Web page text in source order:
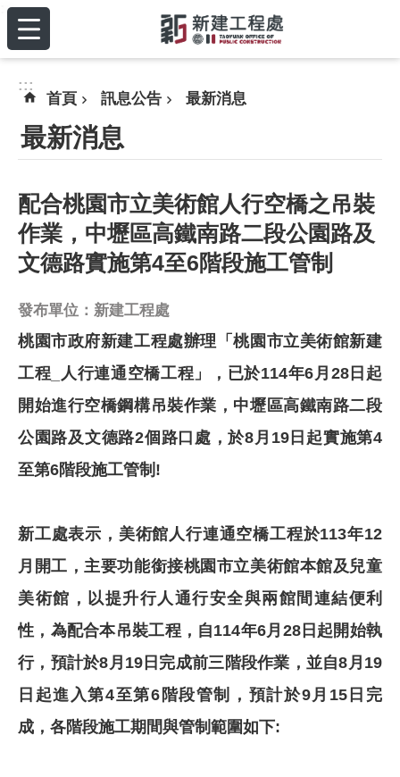
跳到主要內容區塊
:::
:::
首頁 訊息公告 最新消息
最新消息
配合桃園市立美術館人行空橋之吊裝
作業，中壢區高鐵南路二段公園路及
文德路實施第4至6階段施工管制
發布單位：新建工程處
桃園市政府新建工程處辦理「桃園市立美術館新建
工程_人行連通空橋工程」，已於114年6月28日起
開始進行空橋鋼構吊裝作業，中壢區高鐵南路二段
公園路及文德路2個路口處，於8月19日起實施第4
至第6階段施工管制!
新工處表示，美術館人行連通空橋工程於113年12
月開工，主要功能銜接桃園市立美術館本館及兒童
美術館，以提升行人通行安全與兩館間連結便利
性，為配合本吊裝工程，自114年6月28日起開始執
行，預計於8月19日完成前三階段作業，並自8月19
日起進入第4至第6階段管制，預計於9月15日完
成，各階段施工期間與管制範圍如下: